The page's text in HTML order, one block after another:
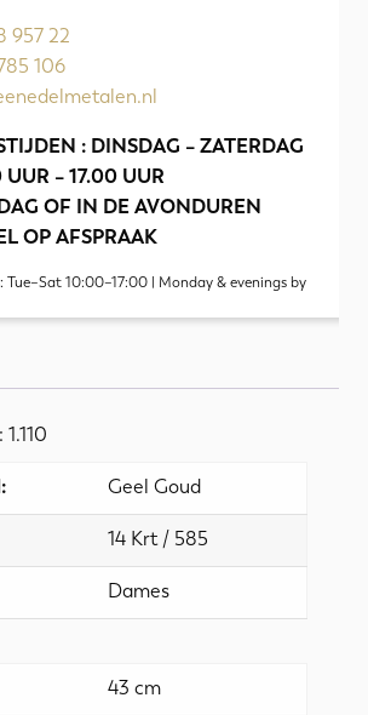
957 22
106
: DINSDAG – ZATERDAG
– 17.00 UUR
OF IN DE AVONDUREN
OP AFSPRAAK
Tue–Sat 10:00–17:00 | Monday & evenings by
1.110
Geel Goud
14 Krt / 585
Dames
43 cm